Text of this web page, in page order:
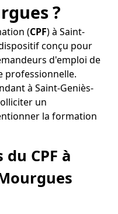
?
(CPF) à Saint-
conçu pour
d'emploi de
professionnelle.
à Saint-Geniès-
un
la formation
CPF à